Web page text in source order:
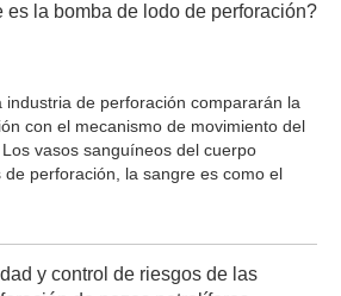
es la bomba de lodo de perforación?
industria de perforación compararán la
con el mecanismo de movimiento del
vasos sanguíneos del cuerpo
de perforación, la sangre es como el
y control de riesgos de las